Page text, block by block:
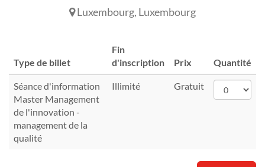
Luxembourg, Luxembourg
Type de billet
Fin
d'inscription
Prix Quantité
Séance d'information
Master Management
de l'innovation -
management de la
qualité
Illimité Gratuit